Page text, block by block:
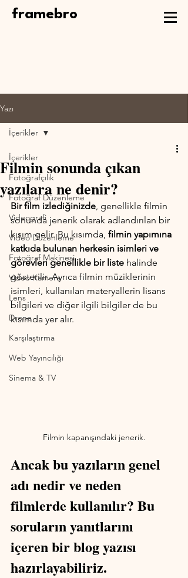
framebro
Yazı
İçerikler
Fotoğrafçılık
Fotoğraf Düzenleme
Videografi
Video Düzenleme
Fotoğraf Makinesi
Video Kamera
Lens
Drone
Karşılaştırma
Web Yayıncılığı
Sinema & TV
İçerikler
Filmin sonunda çıkan
yazılara ne denir?
Bir film izlediğinizde, genellikle filmin
sonunda jenerik olarak adlandırılan bir
kısım gelir. Bu kısımda, filmin yapımına
katkıda bulunan herkesin isimleri ve
görevleri genellikle bir liste halinde
gösterilir. Ayrıca filmin müziklerinin
isimleri, kullanılan materyallerin lisans
bilgileri ve diğer ilgili bilgiler de bu
kısımda yer alır.
Filmin kapanışındaki jenerik.
Ancak bu yazıların genel
adı nedir ve neden
filmlerde kullanılır? Bu
soruların yanıtlarını
içeren bir blog yazısı
hazırlayabiliriz.